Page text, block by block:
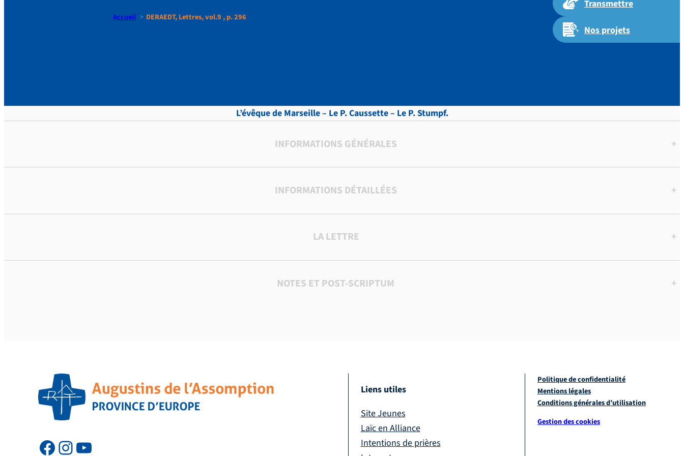
Transmettre
Nos projets
Accueil DERAEDT, Lettres, vol.9 , p. 296
L’évêque de Marseille – Le P. Caussette – Le P. Stumpf.
INFORMATIONS GÉNÉRALES +
INFORMATIONS DÉTAILLÉES +
LA LETTRE +
NOTES ET POST-SCRIPTUM +
Liens utiles
Site Jeunes
Laïc en Alliance
Intentions de prières
Politique de confidentialité
Mentions légales
Conditions générales d’utilisation
Gestion des cookies